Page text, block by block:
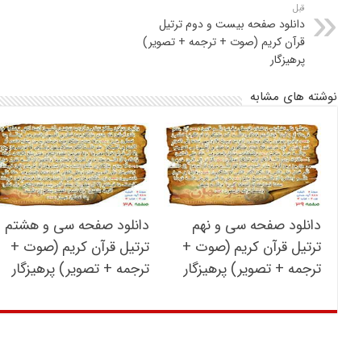
قبل
دانلود صفحه بیست و دوم ترتیل
قرآن کریم (صوت + ترجمه + تصویر)
پرهیزگار
نوشته های مشابه
دانلود صفحه سی و نهم
ترتیل قرآن کریم (صوت +
ترجمه + تصویر) پرهیزگار
دانلود صفحه سی و هشتم
ترتیل قرآن کریم (صوت +
ترجمه + تصویر) پرهیزگار